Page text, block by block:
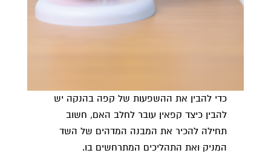
כדי להבין את ההשפעות של קפה בהנקה יש
להבין כיצד קפאין עובר לחלב האם, חשוב
תחילה להכיר את המבנה המדהים של השד
המניק ואת התהליכים המתרחשים בו.